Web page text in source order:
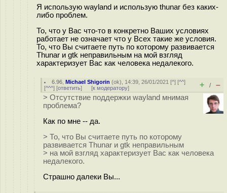
Я использую wayland и использую thunar без каких-
либо проблем.
То, что у Вас что-то в конкретно Ваших условиях
работает не означает что у Всех такие же условия.
То, что Вы считаете путь по которому развивается
Thunar и gtk неправильным на мой взгляд
характеризует Вас как человека недалекого.
6.96 ,Michael Shigorin (ok), 14:39, 26/01/2021 [^] [^^]
[^^^] [ответить] [к модератору] + / –
> Отсутствие поддержки wayland мнимая
проблема?
Как по мне -- да.
> То, что Вы считаете путь по которому
развивается Thunar и gtk неправильным
> на мой взгляд характеризует Вас как человека
недалекого.
Страшно далеки Вы...